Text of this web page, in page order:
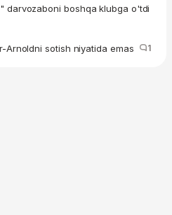
darvozaboni boshqa klubga o'tdi
Arnoldni sotish niyatida emas 1